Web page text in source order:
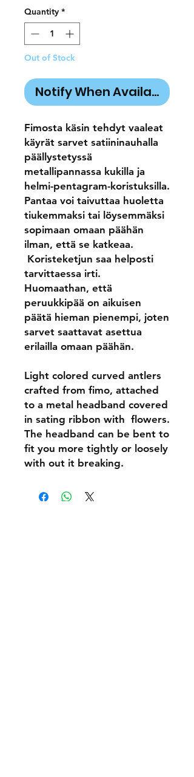
Quantity *
Out of Stock
Notify When Available
Fimosta käsin tehdyt vaaleat
käyrät sarvet satiininauhalla
päällystetyssä
metallipannassa kukilla ja
helmi-pentagram-koristuksilla.
Pantaa voi taivuttaa huoletta
tiukemmaksi tai löysemmäksi
sopimaan omaan päähän
ilman, että se katkeaa.
Koristeketjun saa helposti
tarvittaessa irti.
Huomaathan, että
peruukkipää on aikuisen
päätä hieman pienempi, joten
sarvet saattavat asettua
erilailla omaan päähän.
Light colored curved antlers
crafted from fimo, attached
to a metal headband covered
in sating ribbon with flowers.
The headband can be bent to
fit you more tightly or loosely
with out it breaking.